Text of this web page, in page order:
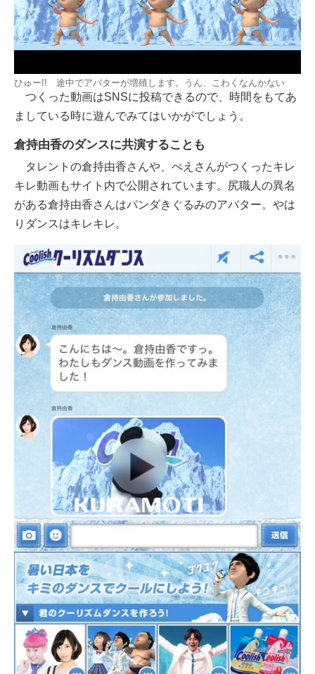
ひゅー!! 途中でアバターが増殖します。うん、こわくなんかない
つくった動画はSNSに投稿できるので、時間をもてあ
ましている時に遊んでみてはいかがでしょう。
倉持由香のダンスに共演することも
タレントの倉持由香さんや、ぺえさんがつくったキレ
キレ動画もサイト内で公開されています。尻職人の異名
がある倉持由香さんはパンダきぐるみのアバター。やは
りダンスはキレキレ。